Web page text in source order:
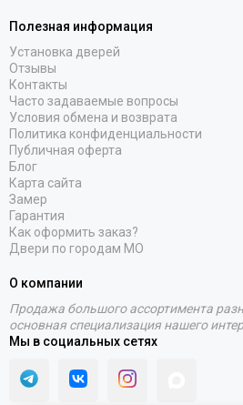
Полезная информация
Установка дверей
Отзывы
Контакты
Часто задаваемые вопросы
Условия обмена и возврата
Политика конфиденциальности
Публичная оферта
Блог
Карта сайта
Замер
Гарантия
Как оформить заказ?
Двери по городам МО
О компании
Продажа большого ассортимента
основная специализация нашего
Мы в социальных сетях